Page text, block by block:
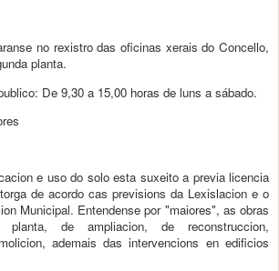
no rexistro das oficinas xerais do Concello,
planta.
De 9,30 a 15,00 horas de luns a sábado.
e uso do solo esta suxeito a previa licencia
de acordo cas previsions da Lexislacion e o
Municipal. Entendense por "maiores", as obras
de ampliacion, de reconstruccion,
ademais das intervencions en edificios